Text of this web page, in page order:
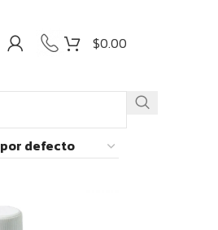
$0.00